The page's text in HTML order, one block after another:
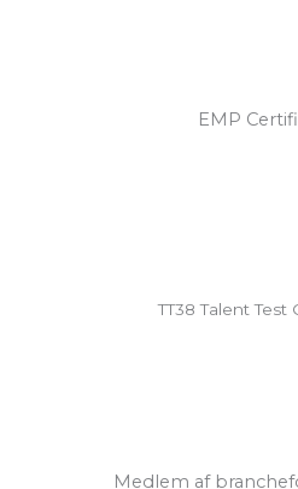
EMP
TT38 Talent Test
Medlem af